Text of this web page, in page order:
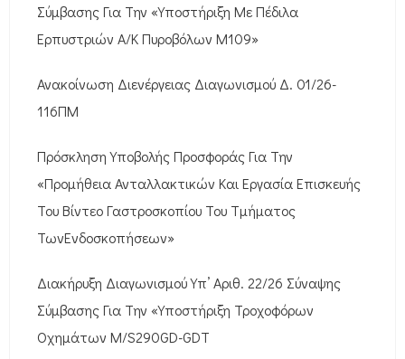
Σύμβασης Για Την «Υποστήριξη Με Πέδιλα
Ερπυστριών Α/Κ Πυροβόλων M109»
Ανακοίνωση Διενέργειας Διαγωνισμού Δ. 01/26-
116ΠΜ
Πρόσκληση Υποβολής Προσφοράς Για Την
«Προμήθεια Ανταλλακτικών Και Εργασία Επισκευής
Του Βίντεο Γαστροσκοπίου Του Τμήματος
ΤωνΕνδοσκοπήσεων»
Διακήρυξη Διαγωνισμού Υπ’ Αριθ. 22/26 Σύναψης
Σύμβασης Για Την «Υποστήριξη Τροχοφόρων
Οχημάτων M/S290GD-GDT